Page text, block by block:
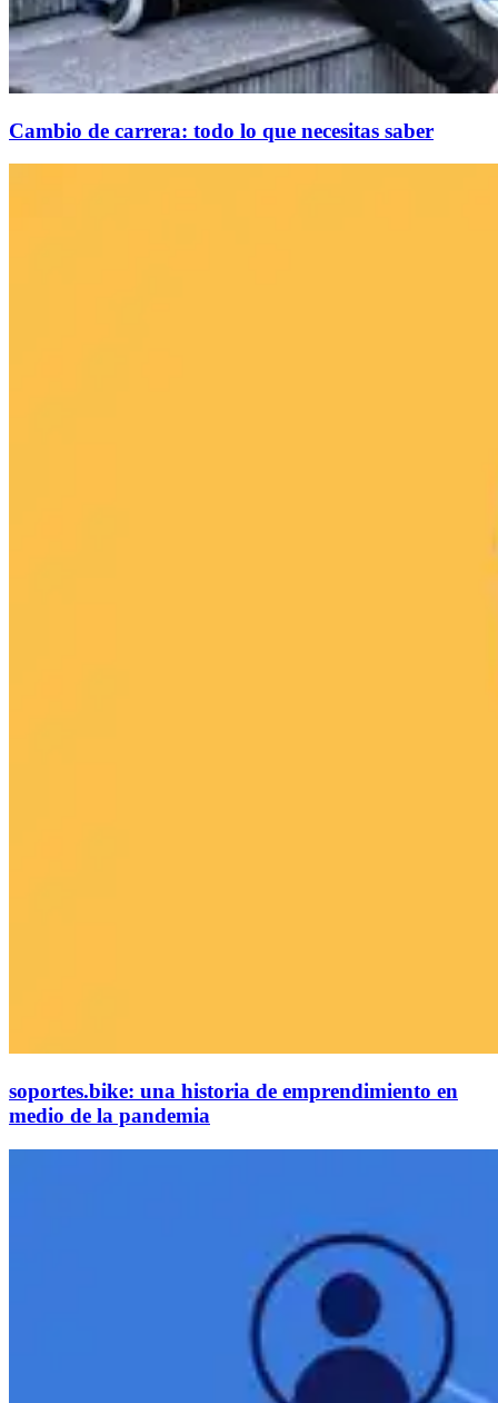
Cambio de carrera: todo lo que necesitas saber
soportes.bike: una historia de emprendimiento en
medio de la pandemia